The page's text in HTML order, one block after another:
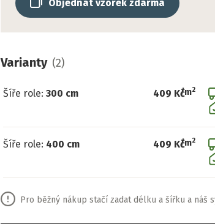
Objednat vzorek zdarma
Varianty (2)
Šíře role: 300 cm 409 Kč
/m2
Šíře role: 400 cm 409 Kč
/m2
Pro běžný nákup stačí zadat délku a šířku a náš